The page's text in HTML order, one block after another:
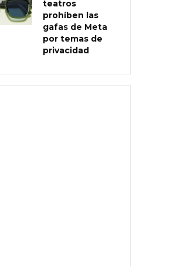
teatros
prohíben las
gafas de Meta
por temas de
privacidad